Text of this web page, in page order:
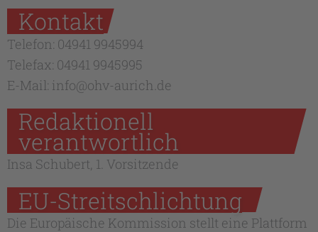
Kontakt
Telefon: 04941 9945994
Telefax: 04941 9945995
E-Mail: info@ohv-aurich.de
Redaktionell
verantwortlich
Insa Schubert, 1. Vorsitzende
EU-Streitschlichtung
Die Europäische Kommission stellt eine Plattform